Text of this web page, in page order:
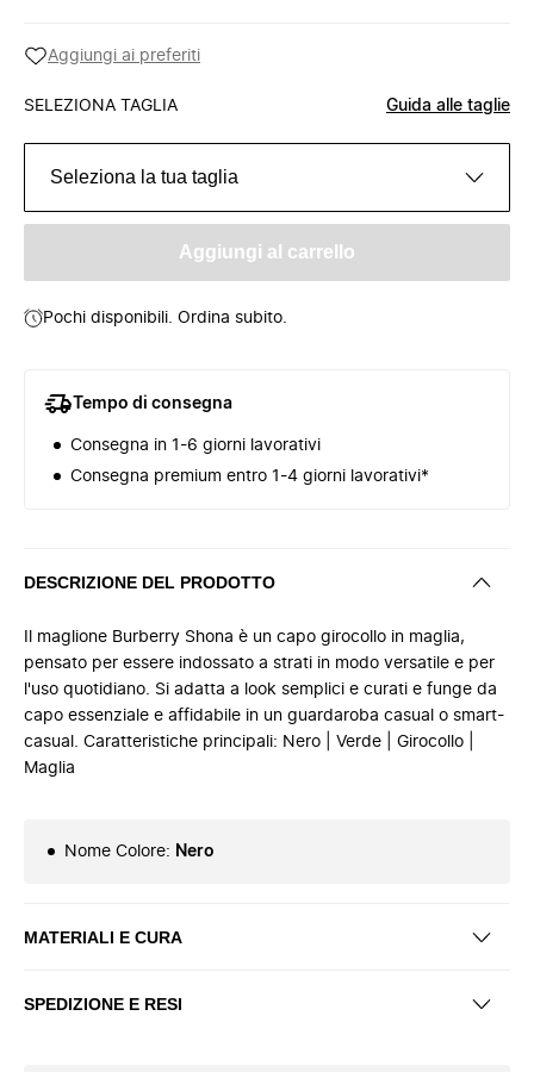
Aggiungi ai preferiti
SELEZIONA TAGLIA Guida alle taglie
Seleziona la tua taglia
Aggiungi al carrello
Pochi disponibili. Ordina subito.
Tempo di consegna
Consegna in 1-6 giorni lavorativi
Consegna premium entro 1-4 giorni lavorativi*
DESCRIZIONE DEL PRODOTTO
Il maglione Burberry Shona è un capo girocollo in maglia,
pensato per essere indossato a strati in modo versatile e per
l'uso quotidiano. Si adatta a look semplici e curati e funge da
capo essenziale e affidabile in un guardaroba casual o smart-
casual. Caratteristiche principali: Nero | Verde | Girocollo |
Maglia
Nome Colore: Nero
MATERIALI E CURA
SPEDIZIONE E RESI